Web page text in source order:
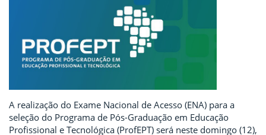
A realização do Exame Nacional de Acesso (ENA) para a
seleção do Programa de Pós-Graduação em Educação
Profissional e Tecnológica (ProfEPT) será neste domingo (12),